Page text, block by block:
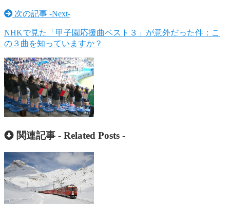
次の記事 -Next-
NHKで見た「甲子園応援曲ベスト３」が意外だった件：こ
の３曲を知っていますか？
関連記事 - Related Posts -